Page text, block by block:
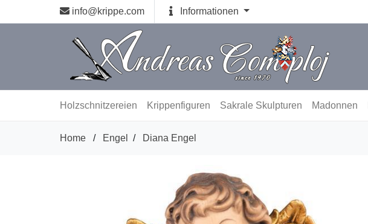
info@krippe.com Informationen
Holzschnitzereien Krippenfiguren Sakrale Skulpturen Madonnen
Home / Engel / Diana Engel